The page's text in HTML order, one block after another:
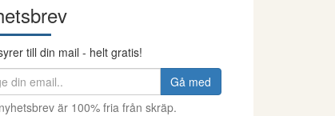
till din mail - helt gratis!
Gå med
är 100% fria från skräp.